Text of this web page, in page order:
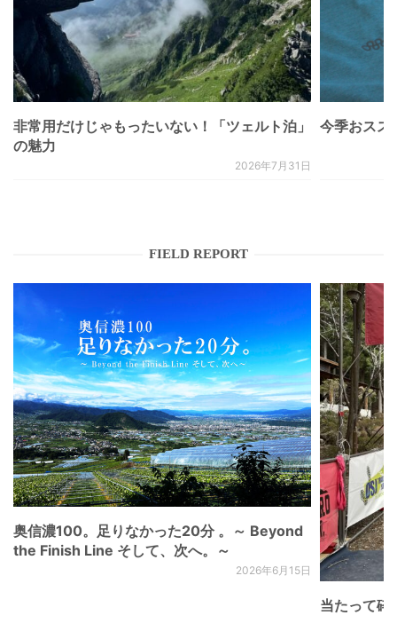
非常用だけじゃもったいない！「ツェルト泊」
の魅力
2026年7月31日
今季おスス
FIELD REPORT
奥信濃100。足りなかった20分 。～ Beyond
the Finish Line そして、次へ。～
2026年6月15日
当たって砕